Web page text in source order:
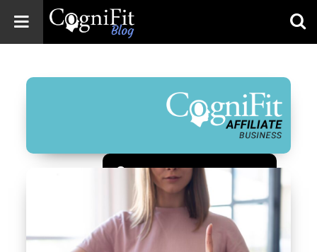
Blog: Brain
Wellness
Зарегистрироваться